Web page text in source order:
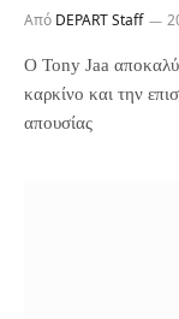
Από DEPART Staff
Ο Tony Jaa
καρκίνο και την
απουσίας